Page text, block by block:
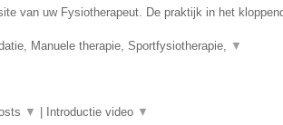
van uw Fysiotherapeut. De praktijk in het
Manuele therapie, Sportfysiotherapie, ▼
▼ Introductie video ▼